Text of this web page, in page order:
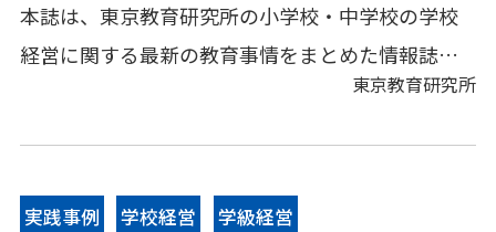
本誌は、東京教育研究所の小学校・中学校の学校
経営に関する最新の教育事情をまとめた情報誌で
す。今回のテーマは「日本一の学校づくり」第６回
びと協働的な学び」を実現する実践、新興住宅街
東京教育研究所
実践事例 学校経営 学級経営